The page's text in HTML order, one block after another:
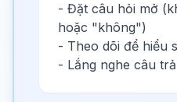
- Đặt câu hỏi mở
hoặc "không")
- Theo dõi để hiểu
- Lắng nghe câu